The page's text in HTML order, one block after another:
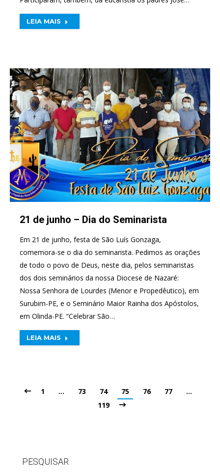
LEIA MAIS
21 de junho – Dia do Seminarista
Em 21 de junho, festa de São Luís Gonzaga,
comemora-se o dia do seminarista. Pedimos as orações
de todo o povo de Deus, neste dia, pelos seminaristas
dos dois seminários da nossa Diocese de Nazaré:
Nossa Senhora de Lourdes (Menor e Propedêutico), em
Surubim-PE, e o Seminário Maior Rainha dos Apóstolos,
em Olinda-PE. “Celebrar São…
LEIA MAIS
1 … 73 74 75 76 77
…
119
PESQUISAR